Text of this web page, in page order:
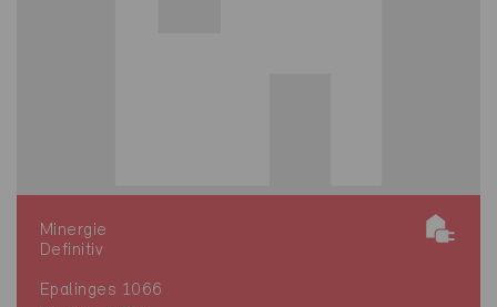
Minergie
Definitiv
Epalinges 1066